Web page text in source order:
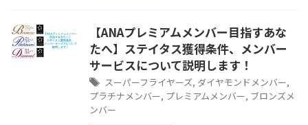
【ANAプレミアムメンバー目指すあな
たへ】ステイタス獲得条件、メンバー
サービスについて説明します！
スーパーフライヤーズ, ダイヤモンドメンバー,
プラチナメンバー, プレミアムメンバー, ブロンズメ
ンバー